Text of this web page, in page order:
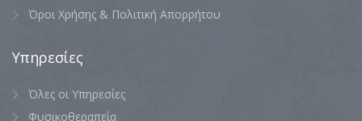
Όροι Χρήσης & Πολιτική Απορρήτου
Υπηρεσίες
Όλες οι Υπηρεσίες
Φυσικοθεραπεία